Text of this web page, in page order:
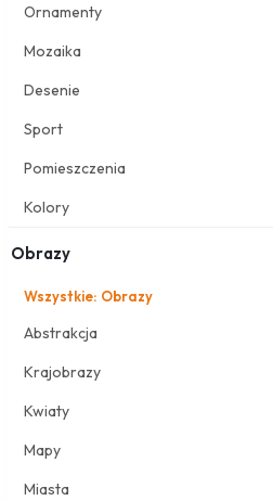
Ornamenty
Mozaika
Desenie
Sport
Pomieszczenia
Kolory
Obrazy
Wszystkie: Obrazy
Abstrakcja
Krajobrazy
Kwiaty
Mapy
Miasta